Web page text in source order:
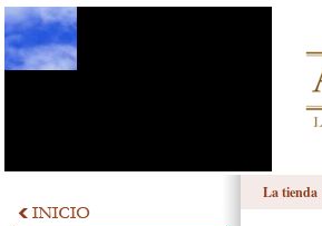
La tienda